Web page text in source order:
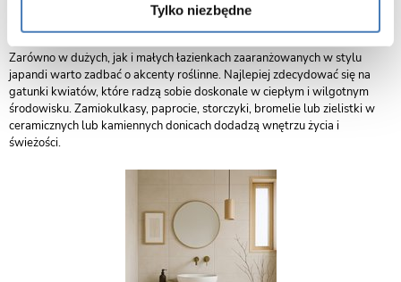
Tylko niezbędne
można przełamać, wybierając lustro bezramowe o asymetrycznym
kształcie.
Zarówno w dużych, jak i małych łazienkach zaaranżowanych w stylu
japandi warto zadbać o akcenty roślinne. Najlepiej zdecydować się na
gatunki kwiatów, które radzą sobie doskonale w ciepłym i wilgotnym
środowisku. Zamiokulkasy, paprocie, storczyki, bromelie lub zielistki w
ceramicznych lub kamiennych donicach dodadzą wnętrzu życia i
świeżości.